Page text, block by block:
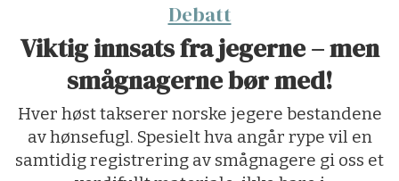
Debatt
Viktig innsats fra jegerne – men
smågnagerne bør med!
Hver høst takserer norske jegere bestandene
av hønsefugl. Spesielt hva angår rype vil en
samtidig registrering av smågnagere gi oss et